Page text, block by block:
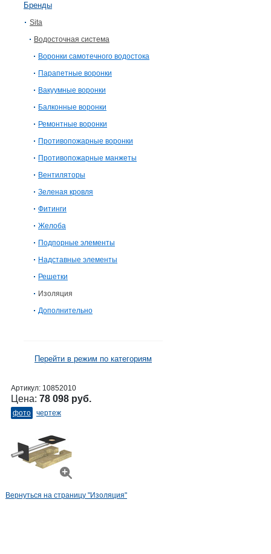
Бренды
Sita
Водосточная система
Воронки самотечного водостока
Парапетные воронки
Вакуумные воронки
Балконные воронки
Ремонтные воронки
Противопожарные воронки
Противопожарные манжеты
Вентиляторы
Зеленая кровля
Фитинги
Желоба
Подпорные элементы
Надставные элементы
Решетки
Изоляция
Дополнительно
Перейти в режим по категориям
Артикул: 10852010
Цена: 78 098 руб.
фото чертеж
Вернуться на страницу "Изоляция"